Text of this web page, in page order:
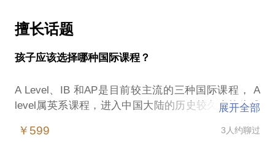
擅长话题
孩子应该选择哪种国际课程？
A Level、IB 和AP是目前较主流的三种国际课程， A
level属英系课程，进入中国大陆的历史较久也较为成
高；AP严格意义上并不是一个课程体系，是不少以美
展开全部
￥599 3人约聊过